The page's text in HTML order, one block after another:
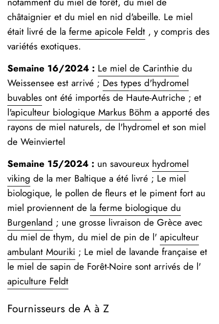
châtaignier et du miel en nid d'abeille. Le miel
était livré de la ferme apicole Feldt , y compris des
variétés exotiques.
Semaine 16/2024 : Le miel de Carinthie du
Weissensee est arrivé ; Des types d'hydromel
buvables ont été importés de Haute-Autriche ; et
l'apiculteur biologique Markus Böhm a apporté des
rayons de miel naturels, de l'hydromel et son miel
de Weinviertel
Semaine 15/2024 : un savoureux hydromel
viking de la mer Baltique a été livré ; Le miel
biologique, le pollen de fleurs et le piment fort au
miel proviennent de la ferme biologique du
Burgenland ; une grosse livraison de Grèce avec
du miel de thym, du miel de pin de l' apiculteur
ambulant Mouriki ; Le miel de lavande française et
le miel de sapin de Forêt-Noire sont arrivés de l'
apiculture Feldt
Fournisseurs de A à Z